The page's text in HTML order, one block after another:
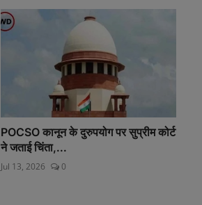
POCSO कानून के दुरुपयोग पर सुप्रीम कोर्ट
ने जताई चिंता,...
Jul 13, 2026 0